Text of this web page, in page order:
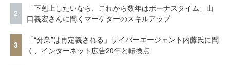
2
「下剋上したいなら、これから数年はボーナスタイム」山
口義宏さんに聞くマーケターのスキルアップ
3
「“分業”は再定義される」サイバーエージェント内藤氏に聞
く、インターネット広告20年と転換点